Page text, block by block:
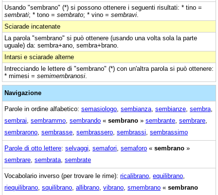
Usando "sembrano" (*) si possono ottenere i seguenti risultati: * tino =
sembrati; * tono = sembrato; * vino = sembravi
Sciarade incatenate
La parola "sembrano" si può ottenere (usando una volta sola la parte
uguale) da: sembra+ano, sembra+brano.
Intarsi e sciarade alterne
Intrecciando le lettere di "sembrano" (*) con un'altra parola si può ottenere:
* mimesi = semimembranosi
Navigazione
Parole in ordine alfabetico: semasiologo sembianza sembianze sembra
sembrai sembrammo sembrando « sembrano » sembrante sembrare
sembrarono sembrasse sembrassero sembrassi sembrassimo
Parole di otto lettere: selvaggi semafori semaforo « sembrano »
sembrare sembrata sembrate
Vocabolario inverso (per trovare le rime): ricalibrano equilibrano
riequilibrano squilibrano allibrano vibrano smembrano « sembrano